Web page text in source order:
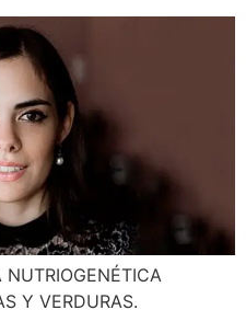
Y VERDURAS.